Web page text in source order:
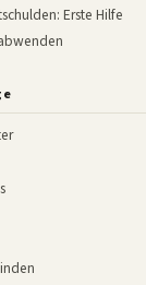
Erste Hilfe